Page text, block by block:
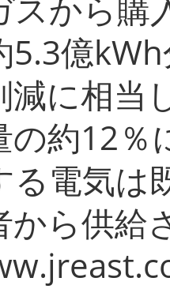
スから購
5.3億
減に相当
の約12％
る電気は
から供給